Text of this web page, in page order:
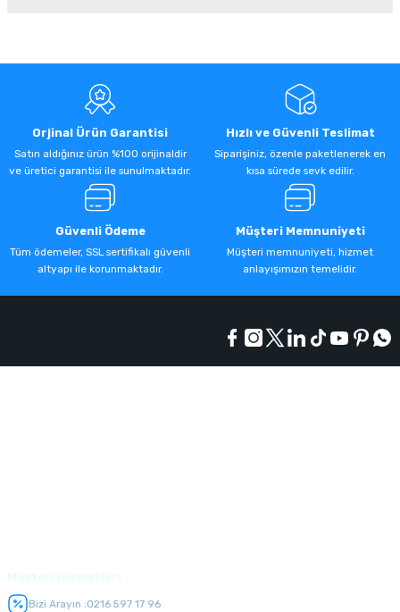
Orjinal Ürün Garantisi
Satın aldığınız ürün %100 orijinaldir
ve üretici garantisi ile sunulmaktadır.
Hızlı ve Güvenli Teslimat
Siparişiniz, özenle paketlenerek en
kısa sürede sevk edilir.
Güvenli Ödeme
Tüm ödemeler, SSL sertifikalı güvenli
altyapı ile korunmaktadır.
Müşteri Memnuniyeti
Müşteri memnuniyeti, hizmet
anlayışımızın temelidir.
Bizi Arayın :0216 597 17 96